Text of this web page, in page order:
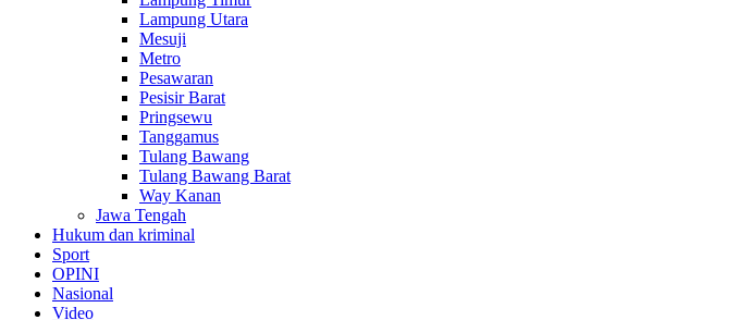
Lampung Utara
Mesuji
Metro
Pesawaran
Pesisir Barat
Pringsewu
Tanggamus
Tulang Bawang
Tulang Bawang Barat
Way Kanan
Jawa Tengah
Hukum dan kriminal
Sport
OPINI
Nasional
Video